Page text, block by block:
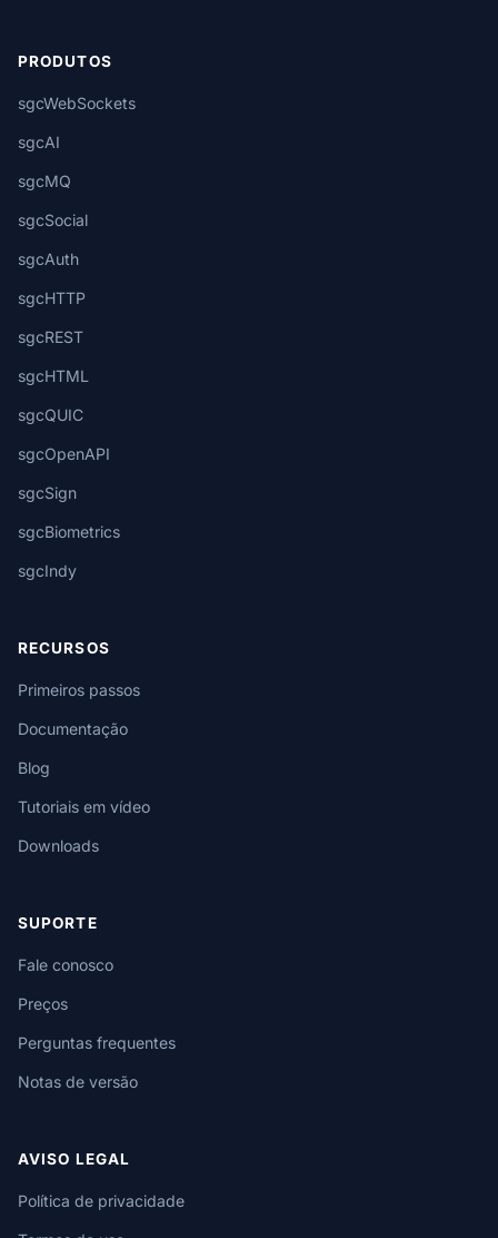
PRODUTOS
sgcWebSockets
sgcAI
sgcMQ
sgcSocial
sgcAuth
sgcHTTP
sgcREST
sgcHTML
sgcQUIC
sgcOpenAPI
sgcSign
sgcBiometrics
sgcIndy
RECURSOS
Primeiros passos
Documentação
Blog
Tutoriais em vídeo
Downloads
SUPORTE
Fale conosco
Preços
Perguntas frequentes
Notas de versão
AVISO LEGAL
Política de privacidade